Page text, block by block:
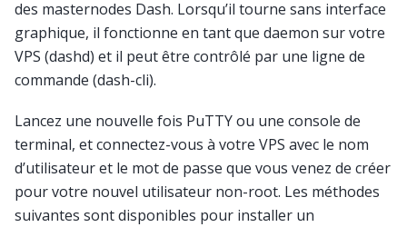
des masternodes Dash. Lorsqu’il tourne sans interface
graphique, il fonctionne en tant que daemon sur votre
VPS (dashd) et il peut être contrôlé par une ligne de
commande (dash-cli).
Lancez une nouvelle fois PuTTY ou une console de
terminal, et connectez-vous à votre VPS avec le nom
d’utilisateur et le mot de passe que vous venez de créer
pour votre nouvel utilisateur non-root. Les méthodes
suivantes sont disponibles pour installer un